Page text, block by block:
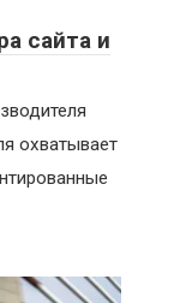
сайта и
охватывает